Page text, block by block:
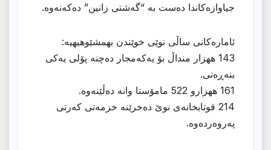
جیاوازەکاندا دەست بە “گەشتی زانین” دەکەنەوە.
ئامارەکانی ساڵی نوێی خوێندن بهمشێوهیهیه:
143 ههزار منداڵ بۆ یەکەمجار دەچنە پۆلی یەکی
بنەڕەتی.
161 ههزارو 522 مامۆستا وانە دەڵێنەوە.
214 قوتابخانەی نوێ دەخرێنە خزمەتی کەرتی
پەروەردەوە.